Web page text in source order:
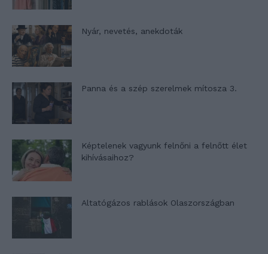
Nyár, nevetés, anekdoták
Panna és a szép szerelmek mítosza 3.
Képtelenek vagyunk felnőni a felnőtt élet
kihívásaihoz?
Altatógázos rablások Olaszországban